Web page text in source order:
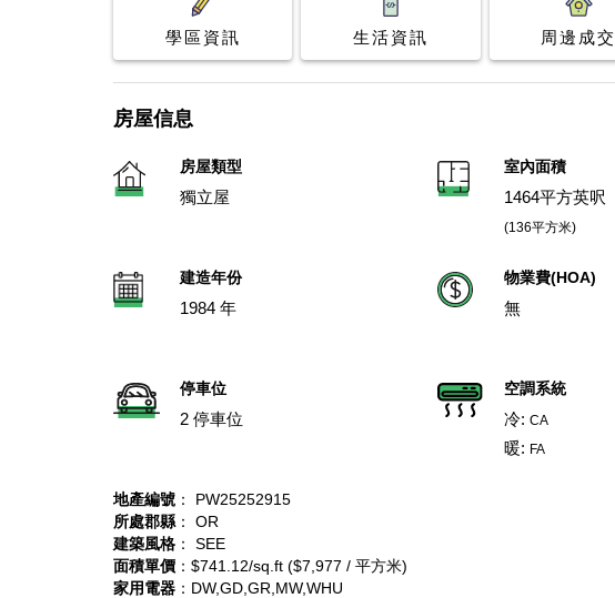
學區資訊 生活資訊 周邊成交
房屋信息
房屋類型
獨立屋
室內面積
1464平方英呎
(136平方米)
建造年份
1984 年
物業費(HOA)
無
停車位
2 停車位
空調系統
冷:CA
暖: FA
地產編號 ： PW25252915
所處郡縣 ： OR
建築風格 ： SEE
面積單價 ：$741.12/sq.ft ($7,977 / 平方米)
家用電器 ：DW,GD,GR,MW,WHU